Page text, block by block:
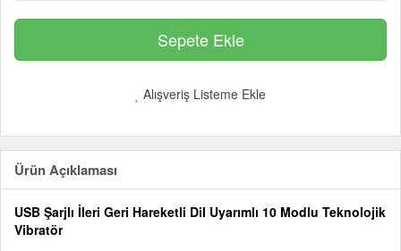
Alışveriş Listeme Ekle
Ürün Açıklaması
USB Şarjlı İleri Geri Hareketli Dil Uyarımlı 10 Modlu Teknolojik
Vibratör